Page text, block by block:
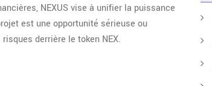
NEXUS vise à unifier la puissance
est une opportunité sérieuse ou
derrière le token NEX.